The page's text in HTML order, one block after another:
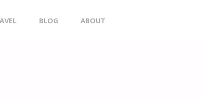
BLOG ABOUT